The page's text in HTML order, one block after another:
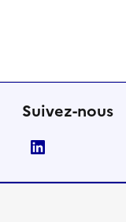
Suivez-nous